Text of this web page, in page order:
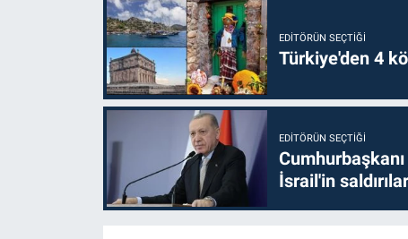
EDITÖRÜN SEÇTIĞI
Türkiye'den 4
EDITÖRÜN SEÇTIĞI
İsrail'in